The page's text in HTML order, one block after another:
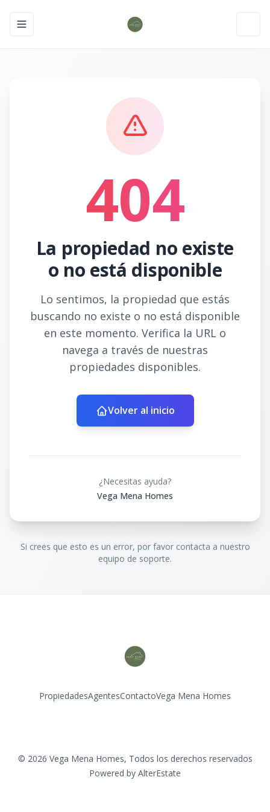
Toggle navigation menu
404
La propiedad no existe
o no está disponible
Lo sentimos, la propiedad que estás
buscando no existe o no está disponible
en este momento. Verifica la URL o
navega a través de nuestras
propiedades disponibles.
Volver al inicio
¿Necesitas ayuda?
Vega Mena Homes
Si crees que esto es un error, por favor contacta a nuestro
equipo de soporte.
PropiedadesAgentesContactoVega Mena Homes
© 2026 Vega Mena Homes, Todos los derechos reservados
Powered by AlterEstate